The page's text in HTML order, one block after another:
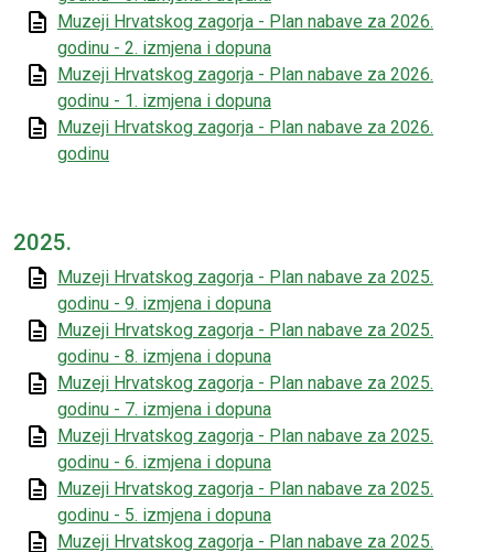
Muzeji Hrvatskog zagorja - Plan nabave za 2026.
godinu - 2. izmjena i dopuna
Muzeji Hrvatskog zagorja - Plan nabave za 2026.
godinu - 1. izmjena i dopuna
Muzeji Hrvatskog zagorja - Plan nabave za 2026.
godinu
2025.
Muzeji Hrvatskog zagorja - Plan nabave za 2025.
godinu - 9. izmjena i dopuna
Muzeji Hrvatskog zagorja - Plan nabave za 2025.
godinu - 8. izmjena i dopuna
Muzeji Hrvatskog zagorja - Plan nabave za 2025.
godinu - 7. izmjena i dopuna
Muzeji Hrvatskog zagorja - Plan nabave za 2025.
godinu - 6. izmjena i dopuna
Muzeji Hrvatskog zagorja - Plan nabave za 2025.
godinu - 5. izmjena i dopuna
Muzeji Hrvatskog zagorja - Plan nabave za 2025.